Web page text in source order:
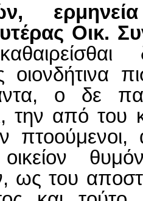
Οικ.
οιονδήτινα
ο δε
την από του
ως του